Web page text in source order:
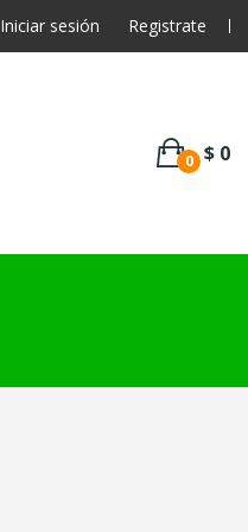
Iniciar sesión Registrate
0 $ 0